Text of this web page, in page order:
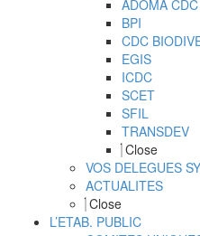
ADOMA
BPI
CDC
EGIS
ICDC
SCET
SFIL
TRANSDEV
Close
VOS DELEGUES
ACTUALITES
Close
L’ETAB. PUBLIC